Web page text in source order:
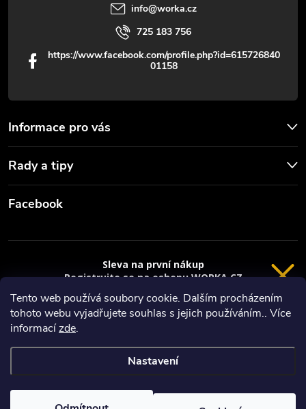
Tento web používá soubory cookie. Dalším procházením
tohoto webu vyjadřujete souhlas s jejich používáním.. Více
informacízde.
Nastavení
Informace pro vás
Rady a tipy
info@worka.cz
725 183 756
https://www.facebook.com/profile.php?id=615726840
01158
Facebook
Vytvořil Shoptet
Copyright 2026
VRÁCENÍ 14 DNÍ
Sleva na první nákup
Registrujte se na eshopu WORKA.CZ
sleva 100 Kč* na nákup je Vaše.
Registrace
Privacy policy